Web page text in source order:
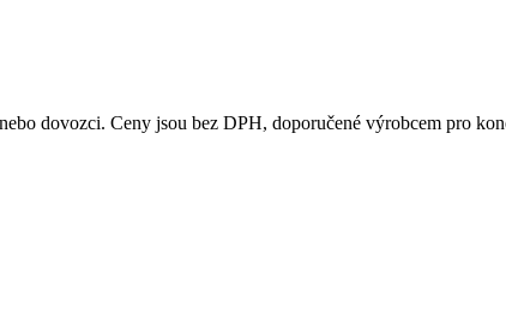
dovozci. Ceny jsou bez DPH, doporučené výrobcem pro